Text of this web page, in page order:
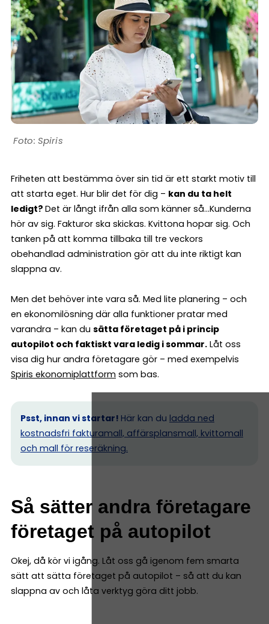
Spiris
Friheten att bestämma över sin tid är ett starkt motiv till
att starta eget. Hur blir det för dig – kan du ta helt
ledigt? Det är långt ifrån alla som känner så…Kunderna
hör av sig. Fakturor ska skickas. Kvittona hopar sig. Och
tanken på att komma tillbaka till tre veckors
obehandlad administration gör att du inte riktigt kan
slappna av.
Men det behöver inte vara så. Med lite planering – och
en ekonomilösning där alla funktioner pratar med
varandra – kan du sätta företaget på i princip
autopilot och faktiskt vara ledig i sommar. Låt oss
visa dig hur andra företagare gör – med exempelvis
Spiris ekonomiplattform som bas.
Psst, innan vi startar! Här kan du ladda ned
kostnadsfri fakturamall, affärsplansmall, kvittomall
och mall för reseräkning.
Så sätter andra företagare
företaget på autopilot
Okej, då kör vi igång. Låt oss gå igenom fem smarta
sätt att sätta företaget på autopilot – så att du kan
slappna av och låta verktyg göra ditt jobb.